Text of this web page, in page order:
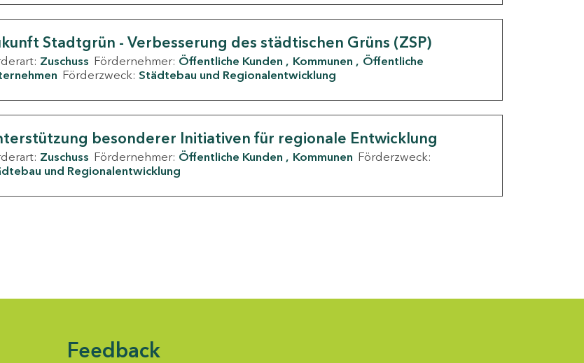
Stadtgrün - Verbesserung des städtischen Grüns (ZSP)
Zuschuss Fördernehmer: Öffentliche Kunden Kommunen
Öffentliche
Förderzweck: Städtebau und Regionalentwicklung
besonderer Initiativen für regionale Entwicklung
Zuschuss Fördernehmer: Öffentliche Kunden Kommunen Förderzweck:
und Regionalentwicklung
Feedback